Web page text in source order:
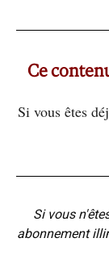
Ce
Si vous êtes
Si vous
abonnement